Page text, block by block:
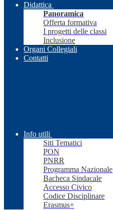
Didattica
Panoramica
Offerta formativa
I progetti delle classi
Inclusione
Organi Collegiali
Contatti
Info utili
Siti Tematici
PON
PNRR
Programma Nazionale
Bacheca Sindacale
Accesso Civico
Codice Disciplinare
Erasmus+